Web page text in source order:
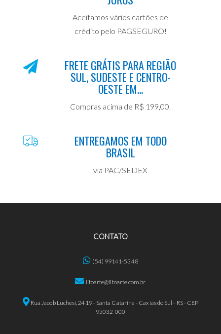
Aceitamos vários cartões de
crédito pelo PAGSEGURO!
FRETE GRÁTIS PARA REGIÃO
SUL, SUDESTE E CENTRO-
OESTE EM...
Compras acima de R$ 199,00.
ENTREGAMOS EM TODO
BRASIL
via PAC/SEDEX
CONTATO
(54) 99141-5348
litoarte@litoarte.com.br
Rua Jacob Luchesi, 2419 - Santa Catarina - Caxias do Sul - RS - CEP
95032-000